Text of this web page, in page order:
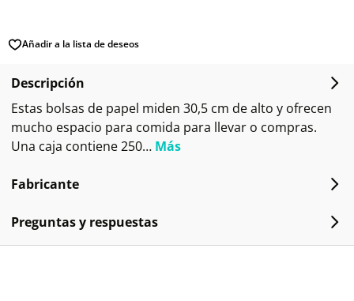
Añadir a la lista de deseos
Descripción
Estas bolsas de papel miden 30,5 cm de alto y ofrecen
mucho espacio para comida para llevar o compras.
Una caja contiene 250… Más
Fabricante
Preguntas y respuestas